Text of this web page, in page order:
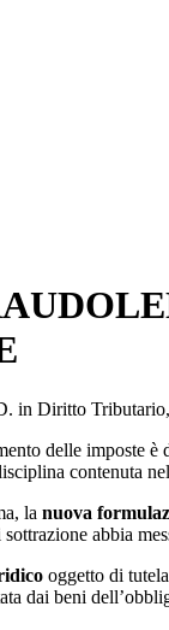
in Diritto
delle imposte è
contenuta
la nuova
abbia
oggetto di
dai beni